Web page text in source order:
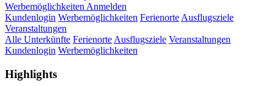
Werbemöglichkeiten Anmelden
Kundenlogin Werbemöglichkeiten Ferienorte Ausflugsziele
Veranstaltungen
Alle Unterkünfte Ferienorte Ausflugsziele Veranstaltungen
Kundenlogin Werbemöglichkeiten
Highlights